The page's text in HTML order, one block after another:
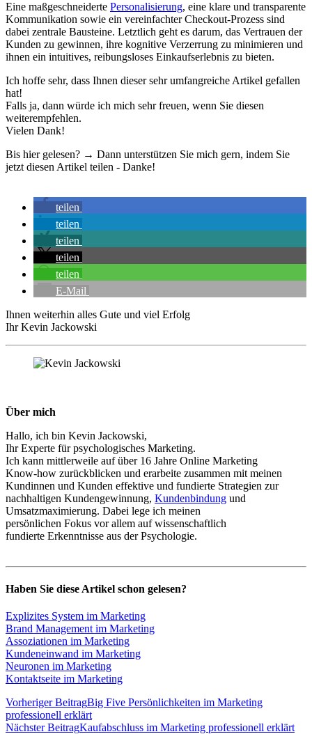
Eine maßgeschneiderte Personalisierung, eine klare und transparente
Kommunikation sowie ein vereinfachter Checkout-Prozess sind
dabei zentrale Bausteine. Letztlich geht es darum, das Vertrauen der
Kunden zu gewinnen, ihre kognitive Verzerrung zu minimieren und
ihnen ein intuitives, reibungsloses Einkaufserlebnis zu bieten.
Ich hoffe sehr, dass Ihnen dieser sehr umfangreiche Artikel gefallen
hat!
Falls ja, dann würde ich mich sehr freuen, wenn Sie diesen
weiterempfehlen.
Vielen Dank!
Bis hier gelesen? → Dann unterstützen Sie mich gern, indem Sie
jetzt diesen Artikel teilen - Danke!
teilen
teilen
teilen
teilen
teilen
E-Mail
Ihnen weiterhin alles Gute und viel Erfolg
Ihr Kevin Jackowski
Über mich
Hallo, ich bin Kevin Jackowski,
Ihr Experte für psychologisches Marketing.
Ich kann mittlerweile auf über 16 Jahre Online Marketing
Know-how zurückblicken und erarbeite zusammen mit meinen
Kundinnen und Kunden effektive und fundierte Strategien zur
nachhaltigen Kundengewinnung, Kundenbindung und
Umsatzmaximierung. Dabei lege ich meinen
persönlichen Fokus vor allem auf wissenschaftlich
fundierte Erkenntnisse aus der Psychologie.
Haben Sie diese Artikel schon gelesen?
Explizites System im Marketing
Brand Management im Marketing
Assoziationen im Marketing
Kundeneinwand im Marketing
Neuronen im Marketing
Kontaktseite im Marketing
Vorheriger BeitragBig Five Persönlichkeiten im Marketing
professionell erklärt
Nächster BeitragKaufabschluss im Marketing professionell erklärt